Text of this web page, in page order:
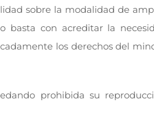
sobre la modalidad de
basta con acreditar la
los derechos del
prohibida su